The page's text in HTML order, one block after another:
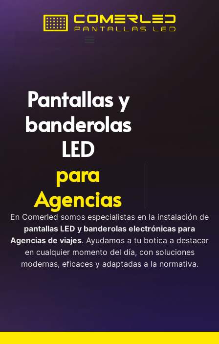
Pantallas y
banderolas
LED
para
genciasd
viaj
En Comerled somos especialistas en la instalación de
pantallas LED y banderolas electrónicas para
Agencias de viajes. Ayudamos a tu botica a destacar